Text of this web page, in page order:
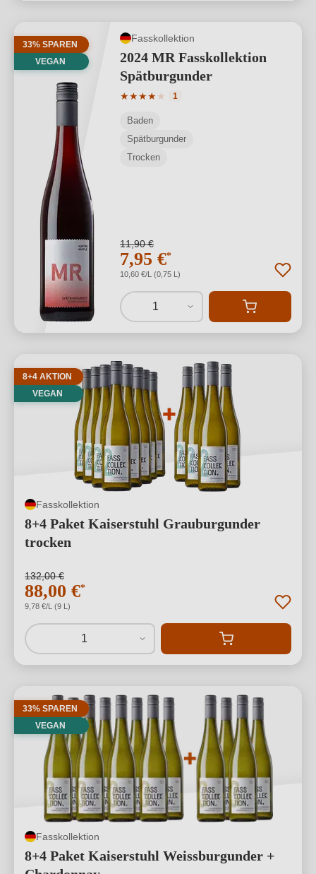
33% SPAREN
VEGAN
Fasskollektion
2024 MR Fasskollektion
Spätburgunder
★★★★★
Durchschnittliche Bewertung von 4
1
Baden
Spätburgunder
Trocken
11,90 €
7,95 €*
10,60 €/L (0,75 L)
1
8+4 AKTION
VEGAN
Fasskollektion
8+4 Paket Kaiserstuhl Grauburgunder
trocken
132,00 €
88,00 €*
9,78 €/L (9 L)
1
33% SPAREN
VEGAN
Fasskollektion
8+4 Paket Kaiserstuhl Weissburgunder +